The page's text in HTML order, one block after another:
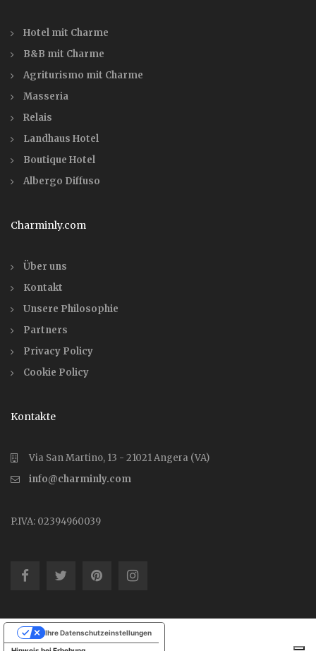
Hotel mit Charme
B&B mit Charme
Agriturismo mit Charme
Masseria
Relais
Landhaus Hotel
Boutique Hotel
Albergo Diffuso
Charminly.com
Über uns
Kontakt
Unsere Philosophie
Partners
Privacy Policy
Cookie Policy
Kontakte
Via San Martino, 13 - 21021 Angera (VA)
info@charminly.com
P.IVA: 02394960039
Ihre Datenschutzeinstellungen